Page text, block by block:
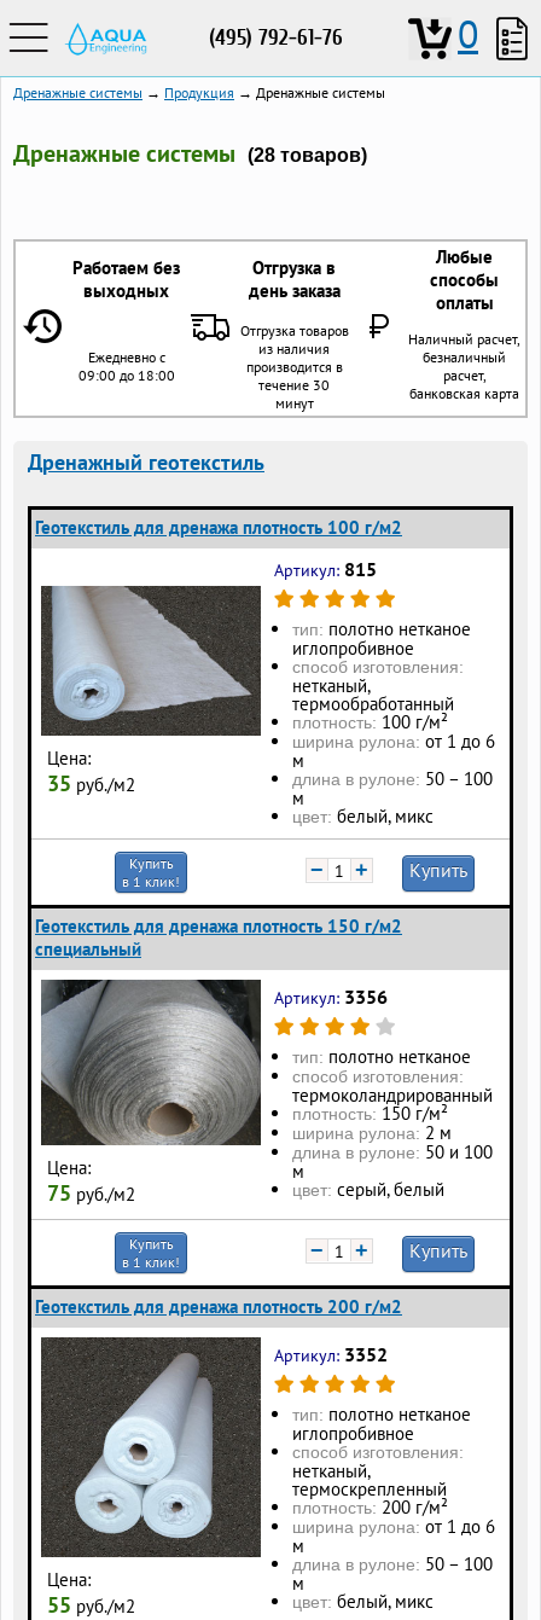
(495) 792-61-76 0
Дренажные системы → Продукция → Дренажные системы
Дренажные системы (28 товаров)
Работаем без
выходных
Отгрузка в
день заказа
Любые
способы
оплаты
Ежедневно с
09:00 до 18:00
Отгрузка товаров
из наличия
производится в
течение 30
минут
Наличный расчет,
безналичный
расчет,
банковская карта
Дренажный геотекстиль
Геотекстиль для дренажа плотность 100 г/м2
Цена:
35 руб./м2
Артикул: 815
тип: полотно нетканое
иглопробивное
способ изготовления:
нетканый,
термообработанный
плотность: 100 г/м²
ширина рулона: от 1 до 6
м
длина в рулоне: 50 – 100
м
цвет: белый, микс
Купить
в 1 клик!
− + Купить
Геотекстиль для дренажа плотность 150 г/м2
специальный
Цена:
75 руб./м2
Артикул: 3356
тип: полотно нетканое
способ изготовления:
термоколандрированный
плотность: 150 г/м²
ширина рулона: 2 м
длина в рулоне: 50 и 100
м
цвет: серый, белый
Купить
в 1 клик!
− + Купить
Геотекстиль для дренажа плотность 200 г/м2
Цена:
55 руб./м2
Артикул: 3352
тип: полотно нетканое
иглопробивное
способ изготовления:
нетканый,
термоскрепленный
плотность: 200 г/м²
ширина рулона: от 1 до 6
м
длина в рулоне: 50 – 100
м
цвет: белый, микс